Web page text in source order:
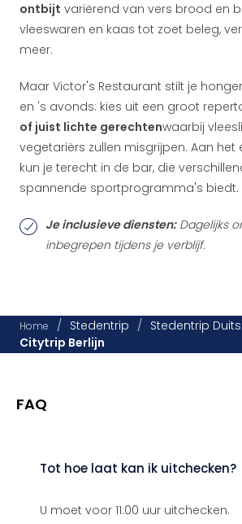
ontbijt variërend van vers brood en
vleeswaren en kaas tot zoet beleg,
meer.
Maar Victor's Restaurant stilt je
en 's avonds: kies uit een groot
of juist lichte gerechtenwaarbij
vegetariërs zullen misgrijpen. Aan
kun je terecht in de bar, die
spannende sportprogramma's biedt.
Je inclusieve diensten:Dagelijks
inbegrepen tijdens je verblijf.
Home / Stedentrip / Stedentrip
Citytrip Berlijn
FAQ
Tot hoe laat kan ik uitchecken?
U moet voor 11:00 uur uitchecken.